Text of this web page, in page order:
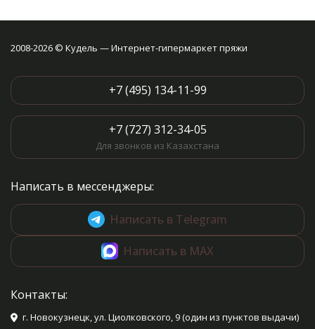
2008-2026 © Кудель — Интернет-гипермаркет пряжи
+7 (495) 134-11-99
+7 (727) 312-34-05
Для звонков из Казахстана
Написать в мессенджеры:
Написать в Telegram
Написать в MAX
Контакты:
г. Новокузнецк, ул. Циолковского, 9 (один из пунктов выдачи)